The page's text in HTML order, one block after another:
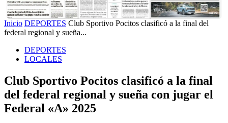
Inicio DEPORTES Club Sportivo Pocitos clasificó a la final del
federal regional y sueña...
DEPORTES
LOCALES
Club Sportivo Pocitos clasificó a la final
del federal regional y sueña con jugar el
Federal «A» 2025